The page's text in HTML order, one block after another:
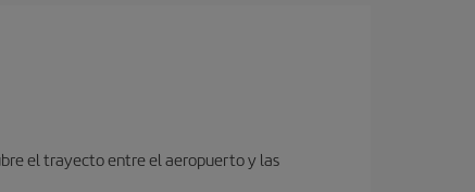
el trayecto entre el aeropuerto y las